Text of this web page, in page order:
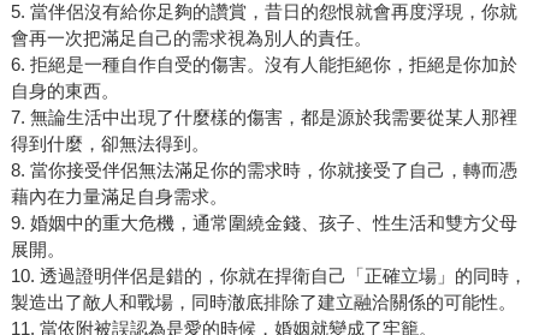
5. 當伴侶沒有給你足夠的讚賞，昔日的怨恨就會再度浮現，你就
會再一次把滿足自己的需求視為別人的責任。
6. 拒絕是一種自作自受的傷害。沒有人能拒絕你，拒絕是你加於
自身的東西。
7. 無論生活中出現了什麼樣的傷害，都是源於我需要從某人那裡
得到什麼，卻無法得到。
8. 當你接受伴侶無法滿足你的需求時，你就接受了自己，轉而憑
藉內在力量滿足自身需求。
9. 婚姻中的重大危機，通常圍繞金錢、孩子、性生活和雙方父母
展開。
10. 透過證明伴侶是錯的，你就在捍衛自己「正確立場」的同時，
製造出了敵人和戰場，同時澈底排除了建立融洽關係的可能性。
11. 當依附被誤認為是愛的時候，婚姻就變成了牢籠。